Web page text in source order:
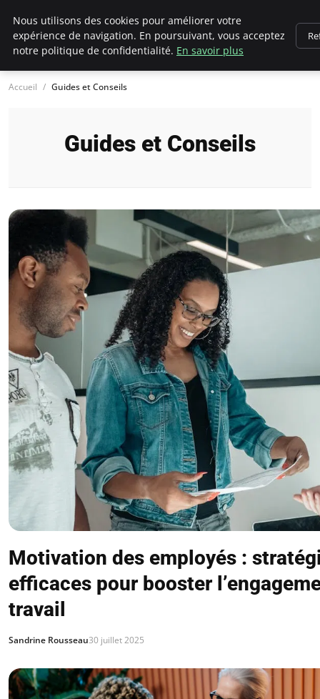
Chasseur De Tête
Accueil Guides et Conseils
Guides et Conseils
Motivation des employés :
efficaces pour booster
travail
Sandrine Rousseau30 juillet 2025
Nous utilisons des cookies pour améliorer votre
expérience de navigation. En poursuivant, vous acceptez
notre politique de confidentialité. En savoir plus